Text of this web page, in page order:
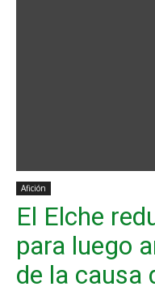
Afición
El Elche
para luego
de la causa